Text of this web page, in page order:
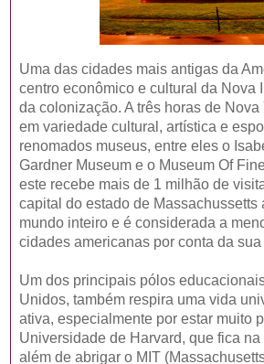
Uma das cidades mais antigas da
centro econômico e cultural da Nova
da colonização. A três horas de Nova
em variedade cultural, artística e
renomados museus, entre eles o
Gardner Museum e o Museum Of
este recebe mais de 1 milhão de
capital do estado de Massachussetts
mundo inteiro e é considerada a
cidades americanas por conta da
Um dos principais pólos
Unidos, também respira uma vida
ativa, especialmente por estar muito
Universidade de Harvard, que fica
além de abrigar o MIT